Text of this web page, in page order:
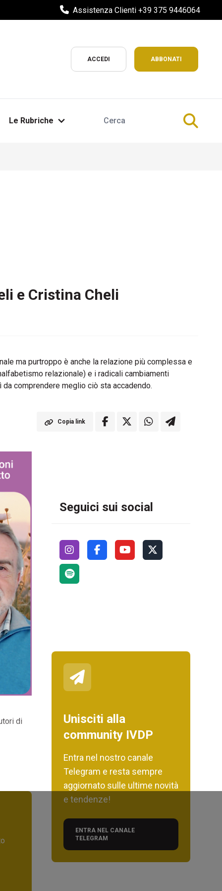
Assistenza Clienti +39 375 9446064
ACCEDI ABBONATI
Le Rubriche
e Cristina Cheli
ma purtroppo è anche la relazione più complessa e
relazionale) e i radicali cambiamenti
comprendere meglio ciò sta accadendo.
Copia link
di
Seguici sui social
Unisciti alla
community IVDP
Entra nel nostro canale
Telegram e resta sempre
aggiornato sulle ultime novità
e tendenze!
ENTRA NEL CANALE
TELEGRAM